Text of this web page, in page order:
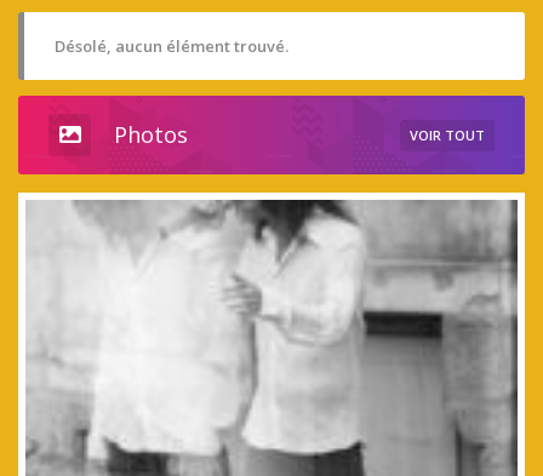
Désolé, aucun élément trouvé.
Photos VOIR TOUT